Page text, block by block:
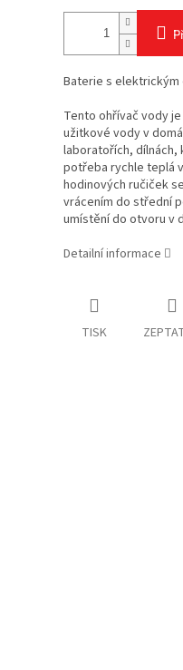
Baterie s elektrickým
Tento ohřívač vody
užitkové vody v
laboratořích, dílnách,
potřeba rychle teplá
hodinových ručiček
vrácením do střední
umístění do otvoru v
Detailní informace
TISK